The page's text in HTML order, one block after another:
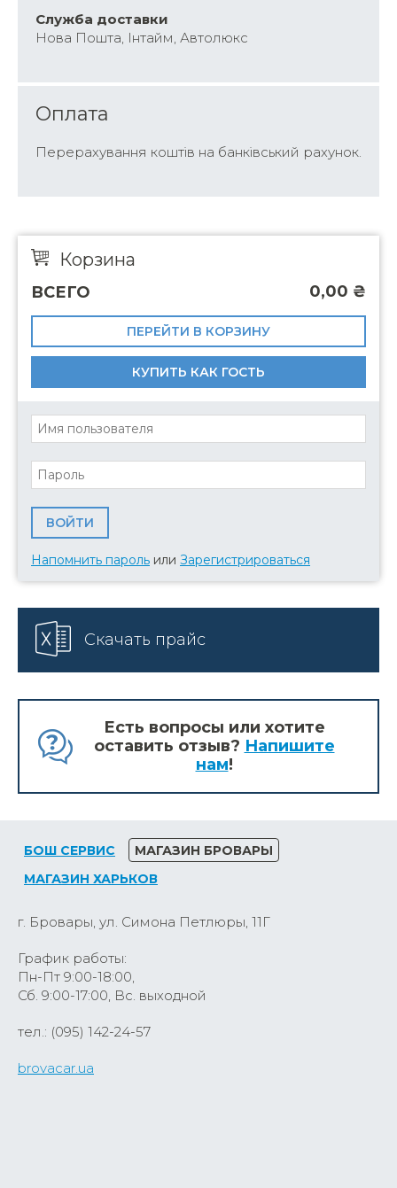
Cлужба доставки
Нова Пошта, Інтайм, Автолюкс
Оплата
Перерахування коштів на банківський рахунок.
Корзина
ВСЕГО 0,00 ₴
ПЕРЕЙТИ В КОРЗИНУ
КУПИТЬ КАК ГОСТЬ
Напомнить пароль или Зарегистрироваться
Скачать прайс
Есть вопросы или хотите
оставить отзыв? Напишите
нам!
БОШ СЕРВИС
МАГАЗИН БРОВАРЫ
МАГАЗИН ХАРЬКОВ
г. Бровары, ул. Симона Петлюры, 11Г
График работы:
Пн-Пт 9:00-18:00,
Сб. 9:00-17:00, Вс. выходной
тел.: (095) 142-24-57
brovacar.ua